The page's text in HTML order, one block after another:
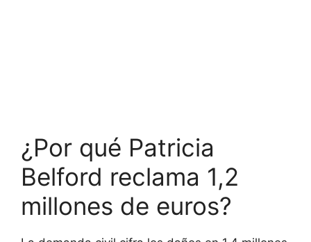
¿Por qué Patricia
Belford reclama 1,2
millones de euros?